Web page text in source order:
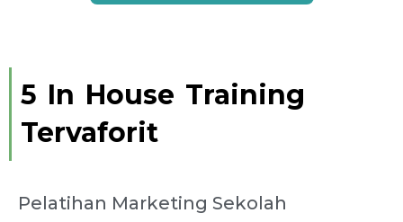
5 In House Training
Tervaforit
Pelatihan Marketing Sekolah